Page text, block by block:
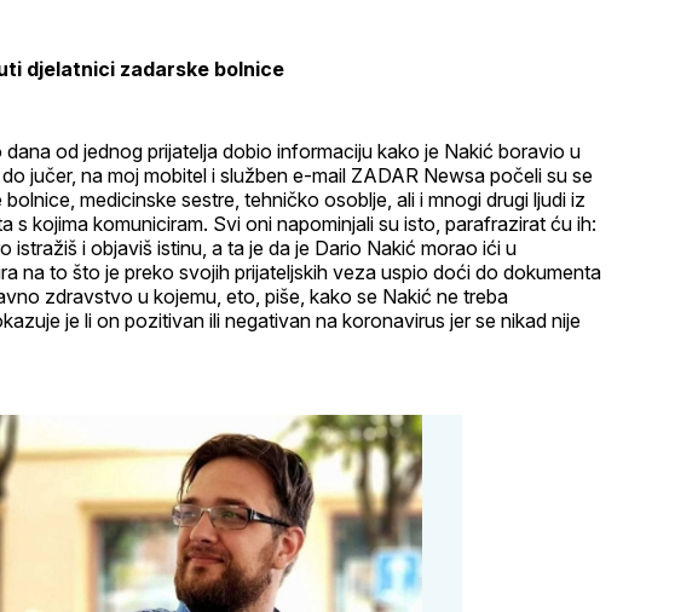
djelatnici zadarske bolnice
dana od jednog prijatelja dobio informaciju kako je Nakić boravio u
jučer, na moj mobitel i služben e-mail ZADAR Newsa počeli su se
medicinske sestre, tehničko osoblje, ali i mnogi drugi ljudi iz
s kojima komuniciram. Svi oni napominjali su isto, parafrazirat ću ih:
istražiš i objaviš istinu, a ta je da je Dario Nakić morao ići u
na to što je preko svojih prijateljskih veza uspio doći do dokumenta
zdravstvo u kojemu, eto, piše, kako se Nakić ne treba
je li on pozitivan ili negativan na koronavirus jer se nikad nije